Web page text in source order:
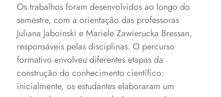
Os trabalhos foram desenvolvidos ao longo do
semestre, com a orientação das professoras
Juliana Jaboinski e Mariele Zawierucka Bressan,
responsáveis pelas disciplinas. O percurso
formativo envolveu diferentes etapas da
construção do conhecimento científico:
inicialmente, os estudantes elaboraram um